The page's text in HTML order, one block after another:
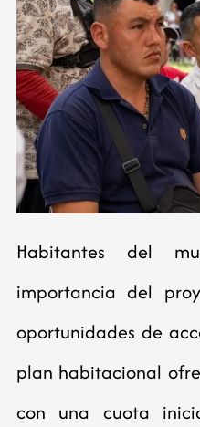
Habitantes del
importancia del
oportunidades de
plan habitacional
con una cuota